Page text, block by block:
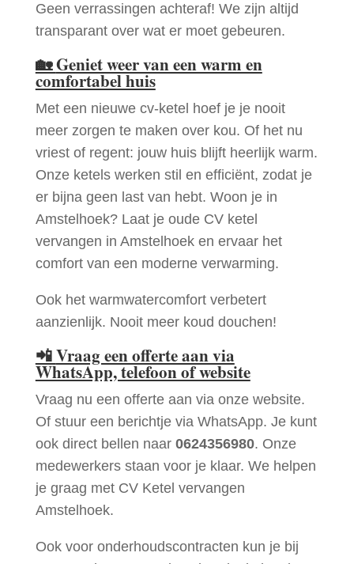
Geen verrassingen achteraf! We zijn altijd
transparant over wat er moet gebeuren.
🏡Geniet weer van een warm en
comfortabel huis
Met een nieuwe cv-ketel hoef je je nooit
meer zorgen te maken over kou. Of het nu
vriest of regent: jouw huis blijft heerlijk warm.
Onze ketels werken stil en efficiënt, zodat je
er bijna geen last van hebt. Woon je in
Amstelhoek? Laat je oude CV ketel
vervangen in Amstelhoek en ervaar het
comfort van een moderne verwarming.
Ook het warmwatercomfort verbetert
aanzienlijk. Nooit meer koud douchen!
📲Vraag een offerte aan via
WhatsApp, telefoon of website
Vraag nu een offerte aan via onze website.
Of stuur een berichtje via WhatsApp. Je kunt
ook direct bellen naar 0624356980. Onze
medewerkers staan voor je klaar. We helpen
je graag met CV Ketel vervangen
Amstelhoek.
Ook voor onderhoudscontracten kun je bij